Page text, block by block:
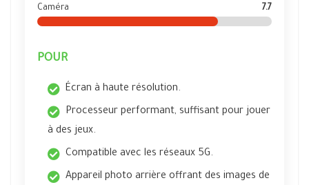
Caméra 7.7
POUR
Écran à haute résolution.
Processeur performant, suffisant pour jouer
à des jeux.
Compatible avec les réseaux 5G.
Appareil photo arrière offrant des images de